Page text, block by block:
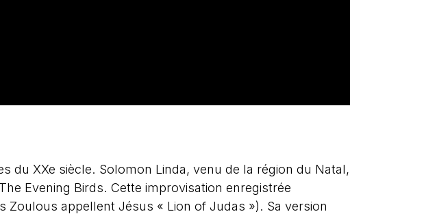
du XXe siècle. Solomon Linda, venu de la région du Natal,
Evening Birds. Cette improvisation enregistrée
appellent Jésus « Lion of Judas »). Sa version